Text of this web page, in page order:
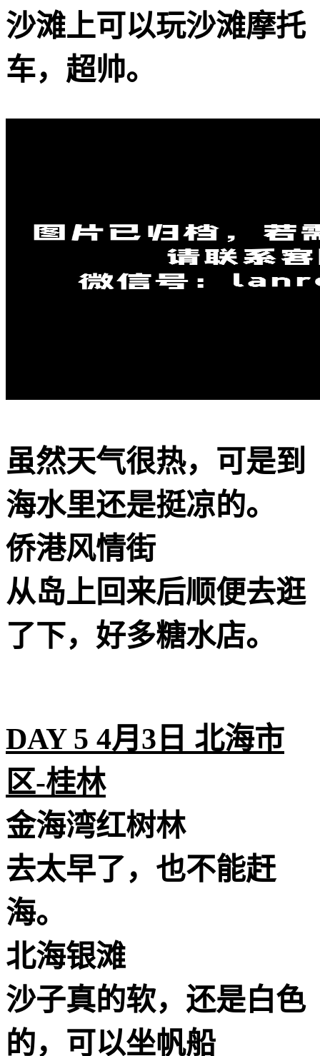
沙滩上可以玩沙滩摩托
车，超帅。
虽然天气很热，可是到
海水里还是挺凉的。
️侨港风情街
从岛上回来后顺便去逛
了下，好多糖水店。
DAY 5 4月3日 北海市
区-桂林
️金海湾红树林
去太早了，也不能赶
海。
️北海银滩
沙子真的软，还是白色
的，可以坐帆船️